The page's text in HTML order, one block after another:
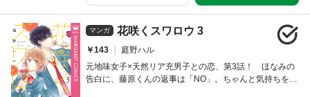
マンガ 花咲くスワロウ 3
￥143
庭野ハル
元地味女子×天然リア充男子との恋、第3話！ ほなみの
告白に、藤原くんの返事は「NO」。ちゃんと気持ちを伝